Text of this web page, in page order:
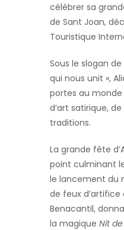
célébrer sa
de Sant Joan,
Touristique
Sous le slogan
qui nous unit »,
portes au monde
d’art satirique,
traditions.
La grande fête
point culminant
le lancement du
de feux
Benacantil,
la magique Nit